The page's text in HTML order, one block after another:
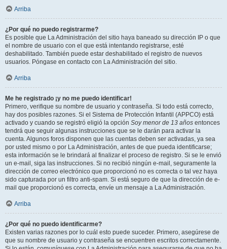
Arriba
¿Por qué no puedo registrarme?
Es posible que La Administración del sitio haya baneado su dirección IP o que
el nombre de usuario con el que está intentando registrarse, esté
deshabilitado. También puede estar deshabilitado el registro de nuevos
usuarios. Póngase en contacto con La Administración del sitio.
Arriba
Me he registrado ¡y no me puedo identificar!
Primero, verifique su nombre de usuario y contraseña. Si todo está correcto,
hay dos posibles razones. Si el Sistema de Protección Infantil (APPCO) está
activado y cuando se registró eligió la opción Soy menor de 13 años entonces
tendrá que seguir algunas instrucciones que se le darán para activar la
cuenta. Algunos foros disponen que las cuentas deben ser activadas, ya sea
por usted mismo o por La Administración, antes de que pueda identificarse;
esta información se le brindará al finalizar el proceso de registro. Si se le envió
un e-mail, siga las instrucciones. Si no recibió ningún e-mail, seguramente la
dirección de correo electrónico que proporcionó no es correcta o tal vez haya
sido capturada por un filtro anti-spam. Si está seguro de que la dirección de e-
mail que proporcionó es correcta, envíe un mensaje a La Administración.
Arriba
¿Por qué no puedo identificarme?
Existen varias razones por lo cuál esto puede suceder. Primero, asegúrese de
que su nombre de usuario y contraseña se encuentren escritos correctamente.